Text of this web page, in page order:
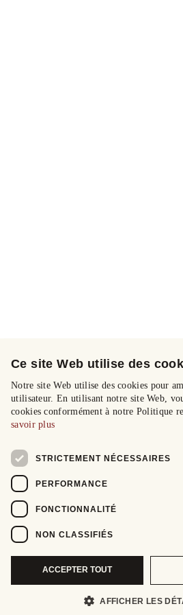
Ce site Web utilise des
Notre site Web utilise des cookies pour
utilisateur. En utilisant notre site Web,
cookies conformément à notre Politique
savoir plus
STRICTEMENT NÉCESSAIRES
PERFORMANCE
FONCTIONNALITÉ
NON CLASSIFIÉS
ACCEPTER TOUT
AFFICHER LES